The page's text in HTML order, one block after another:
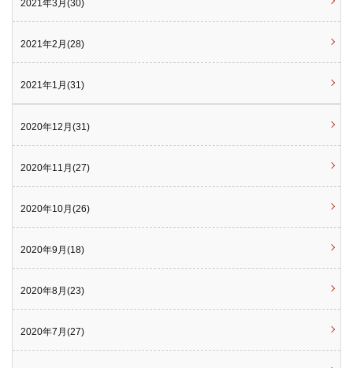
2021年3月(30)
2021年2月(28)
2021年1月(31)
2020年12月(31)
2020年11月(27)
2020年10月(26)
2020年9月(18)
2020年8月(23)
2020年7月(27)